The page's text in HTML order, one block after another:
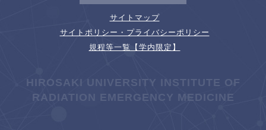
サイトマップ
サイトポリシー・プライバシーポリシー
規程等一覧【学内限定】
HIROSAKI UNIVERSITY INSTITUTE OF
RADIATION EMERGENCY MEDICINE